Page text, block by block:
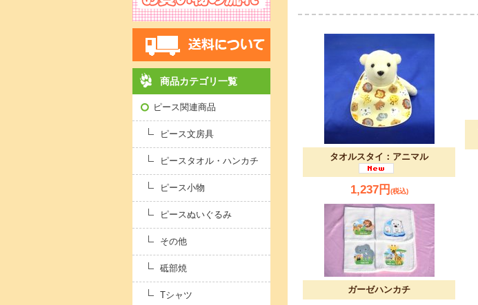
商品カテゴリ一覧
ピース関連商品
ピース文房具
ピースタオル・ハンカチ
ピース小物
ピースぬいぐるみ
その他
砥部焼
Tシャツ
タオルスタイ：アニマル
1,237円 (税込)
ガーゼハンカチ